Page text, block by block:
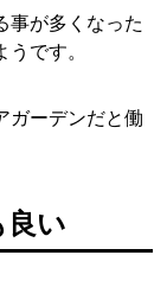
事が多くなった
です。
ガーデンだと働
良い